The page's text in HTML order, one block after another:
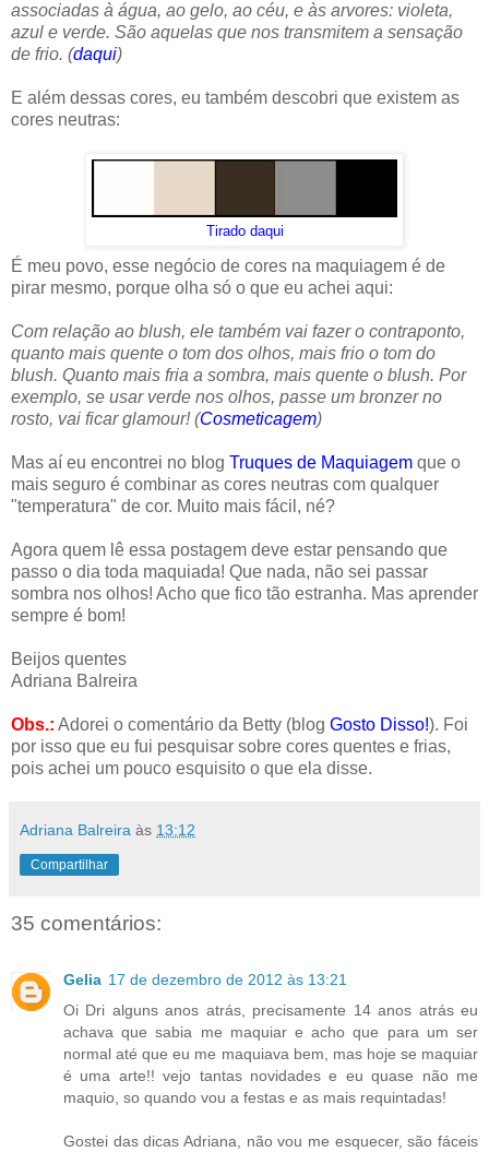
associadas à água, ao gelo, ao céu, e às arvores: violeta,
azul e verde. São aquelas que nos transmitem a sensação
de frio. (daqui)
E além dessas cores, eu também descobri que existem as
cores neutras:
Tirado daqui
É meu povo, esse negócio de cores na maquiagem é de
pirar mesmo, porque olha só o que eu achei aqui:
Com relação ao blush, ele também vai fazer o contraponto,
quanto mais quente o tom dos olhos, mais frio o tom do
blush. Quanto mais fria a sombra, mais quente o blush. Por
exemplo, se usar verde nos olhos, passe um bronzer no
rosto, vai ficar glamour! (Cosmeticagem)
Mas aí eu encontrei no blog Truques de Maquiagem que o
mais seguro é combinar as cores neutras com qualquer
"temperatura" de cor. Muito mais fácil, né?
Agora quem lê essa postagem deve estar pensando que
passo o dia toda maquiada! Que nada, não sei passar
sombra nos olhos! Acho que fico tão estranha. Mas aprender
sempre é bom!
Beijos quentes
Adriana Balreira
Obs.: Adorei o comentário da Betty (blog Gosto Disso!). Foi
por isso que eu fui pesquisar sobre cores quentes e frias,
pois achei um pouco esquisito o que ela disse.
Adriana Balreira às 13:12
Compartilhar
35 comentários:
Gelia 17 de dezembro de 2012 às 13:21
Oi Dri alguns anos atrás, precisamente 14 anos atrás eu
achava que sabia me maquiar e acho que para um ser
normal até que eu me maquiava bem, mas hoje se maquiar
é uma arte!! vejo tantas novidades e eu quase não me
maquio, so quando vou a festas e as mais requintadas!
Gostei das dicas Adriana, não vou me esquecer, são fáceis